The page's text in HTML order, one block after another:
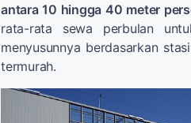
antara 10 hingga 40 meter
rata-rata sewa perbulan
menyusunnya berdasarkan
termurah.